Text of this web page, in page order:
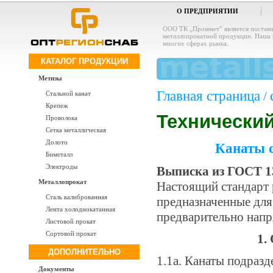
КАТАЛОГ ПРОДУКЦИИ
Метизы
Стальной канат
Крепеж
Проволока
Сетка металлическая
Долото
Биметалл
Электроды
Металлопрокат
Сталь калиброванная
Лента холоднокатанная
Листовой прокат
Сортовой прокат
ДОПОЛНИТЕЛЬНО
Документы
О ПРЕДПРИЯТИИ
ООО ТК „Проммет” является
металлопрокатной продукции. Наша
многих сферах рынка.
Главная страница /
Канаты
Выписка из ГОСТ
Настоящий стандарт
предназначенные
предварительно
1.1а. Канаты